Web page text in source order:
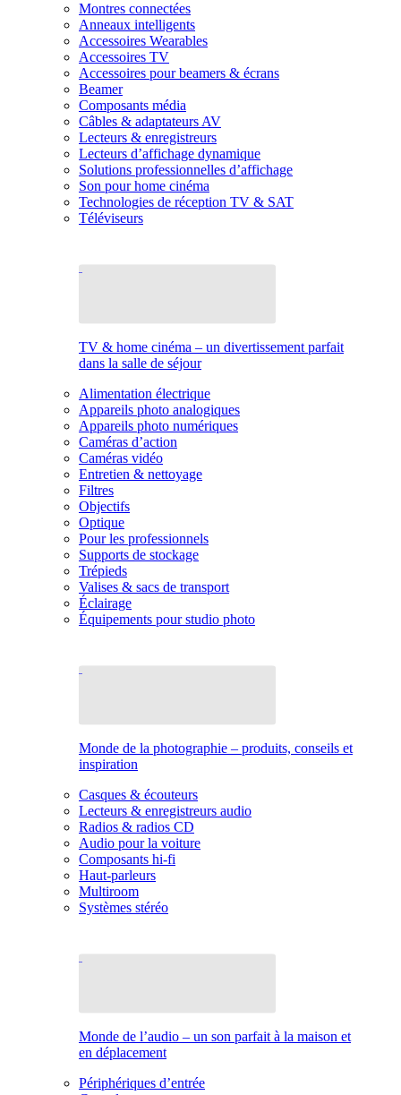
Montres connectées
Anneaux intelligents
Accessoires Wearables
Accessoires TV
Accessoires pour beamers & écrans
Beamer
Composants média
Câbles & adaptateurs AV
Lecteurs & enregistreurs
Lecteurs d’affichage dynamique
Solutions professionnelles d’affichage
Son pour home cinéma
Technologies de réception TV & SAT
Téléviseurs
TV & home cinéma – un divertissement parfait
dans la salle de séjour
Alimentation électrique
Appareils photo analogiques
Appareils photo numériques
Caméras d’action
Caméras vidéo
Entretien & nettoyage
Filtres
Objectifs
Optique
Pour les professionnels
Supports de stockage
Trépieds
Valises & sacs de transport
Éclairage
Équipements pour studio photo
Monde de la photographie – produits, conseils et
inspiration
Casques & écouteurs
Lecteurs & enregistreurs audio
Radios & radios CD
Audio pour la voiture
Composants hi-fi
Haut-parleurs
Multiroom
Systèmes stéréo
Monde de l’audio – un son parfait à la maison et
en déplacement
Périphériques d’entrée